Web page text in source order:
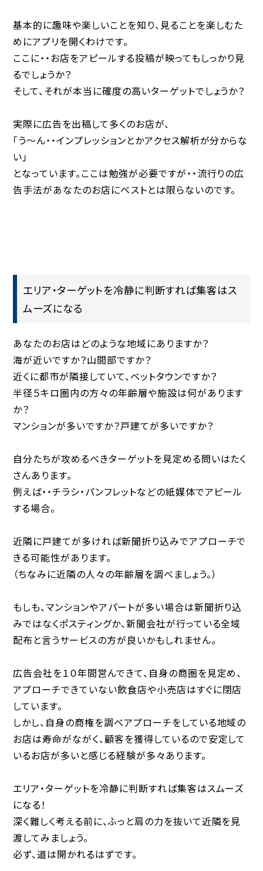
基本的に趣味や楽しいことを知り、見ることを楽しむた
めにアプリを開くわけです。
ここに・・お店をアピールする投稿が映ってもしっかり見
るでしょうか？
そして、それが本当に確度の高いターゲットでしょうか？
実際に広告を出稿して多くのお店が、
「う〜ん・・インプレッションとかアクセス解析が分からな
い」
となっています。ここは勉強が必要ですが・・流行りの広
告手法があなたのお店にベストとは限らないのです。
エリア・ターゲットを冷静に判断すれば集客はス
ムーズになる
あなたのお店はどのような地域にありますか？
海が近いですか？山間部ですか？
近くに都市が隣接していて、ベットタウンですか？
半径５キロ圏内の方々の年齢層や施設は何があります
か？
マンションが多いですか？戸建てが多いですか？
自分たちが攻めるべきターゲットを見定める問いはたく
さんあります。
例えば・・チラシ・パンフレットなどの紙媒体でアピール
する場合。
近隣に戸建てが多ければ新聞折り込みでアプローチで
きる可能性があります。
（ちなみに近隣の人々の年齢層を調べましょう。）
もしも、マンションやアパートが多い場合は新聞折り込
みではなくポスティングか、新聞会社が行っている全域
配布と言うサービスの方が良いかもしれません。
広告会社を１０年間営んできて、自身の商圏を見定め、
アプローチできていない飲食店や小売店はすぐに閉店
しています。
しかし、自身の商権を調べアプローチをしている地域の
お店は寿命がながく、顧客を獲得しているので安定して
いるお店が多いと感じる経験が多々あります。
エリア・ターゲットを冷静に判断すれば集客はスムーズ
になる！
深く難しく考える前に、ふっと肩の力を抜いて近隣を見
渡してみましょう。
必ず、道は開かれるはずです。